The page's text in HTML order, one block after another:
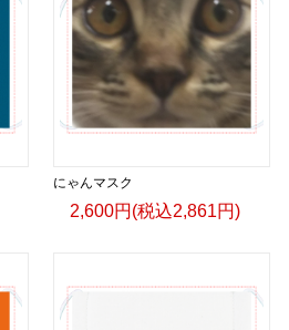
にゃんマスク
2,600円(税込2,861円)